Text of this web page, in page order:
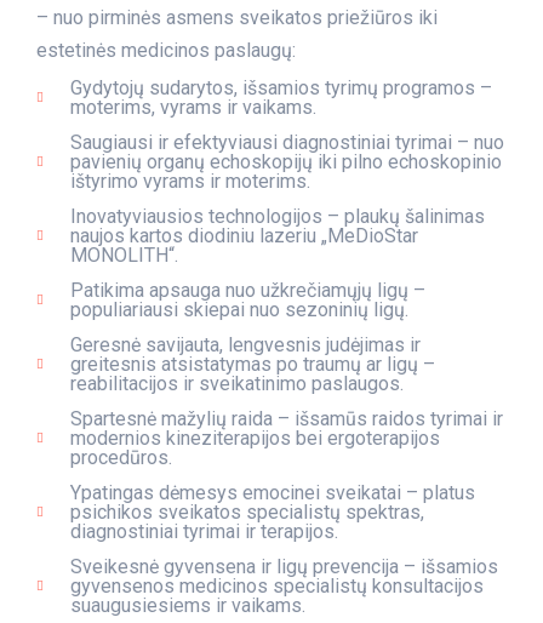
– nuo pirminės asmens sveikatos priežiūros iki
estetinės medicinos paslaugų:
Gydytojų sudarytos, išsamios tyrimų programos –
moterims, vyrams ir vaikams.
Saugiausi ir efektyviausi diagnostiniai tyrimai – nuo
pavienių organų echoskopijų iki pilno echoskopinio
ištyrimo vyrams ir moterims.
Inovatyviausios technologijos – plaukų šalinimas
naujos kartos diodiniu lazeriu „MeDioStar
MONOLITH“.
Patikima apsauga nuo užkrečiamųjų ligų –
populiariausi skiepai nuo sezoninių ligų.
Geresnė savijauta, lengvesnis judėjimas ir
greitesnis atsistatymas po traumų ar ligų –
reabilitacijos ir sveikatinimo paslaugos.
Spartesnė mažylių raida – išsamūs raidos tyrimai ir
modernios kineziterapijos bei ergoterapijos
procedūros.
Ypatingas dėmesys emocinei sveikatai – platus
psichikos sveikatos specialistų spektras,
diagnostiniai tyrimai ir terapijos.
Sveikesnė gyvensena ir ligų prevencija – išsamios
gyvensenos medicinos specialistų konsultacijos
suaugusiesiems ir vaikams.